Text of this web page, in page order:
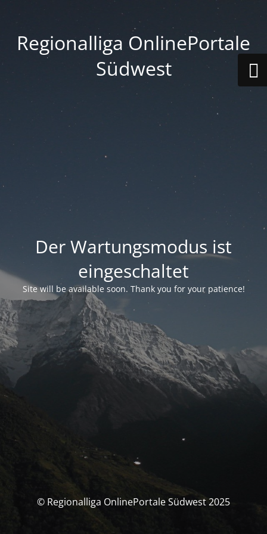
Regionalliga OnlinePortale
Südwest
Der Wartungsmodus ist
eingeschaltet
Site will be available soon. Thank you for your patience!
© Regionalliga OnlinePortale Südwest 2025